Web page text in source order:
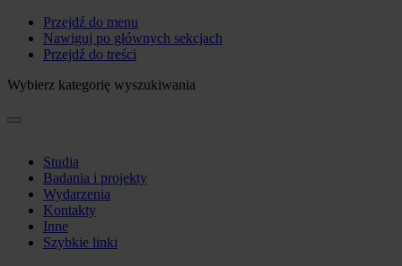
Przejdź do menu
Nawiguj po głównych sekcjach
Przejdź do treści
Wybierz kategorię wyszukiwania
Studia
Badania i projekty
Wydarzenia
Kontakty
Inne
Szybkie linki